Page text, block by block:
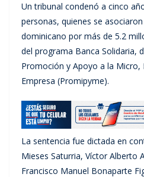
Un tribunal condenó a cinco
personas, quienes se
dominicano por más de 5.2
del programa Banca Solidaria,
Promoción y Apoyo a la Micro,
Empresa (Promipyme).
La sentencia fue dictada en
Mieses Saturria, Víctor Alberto
Francisco Manuel Bonaparte